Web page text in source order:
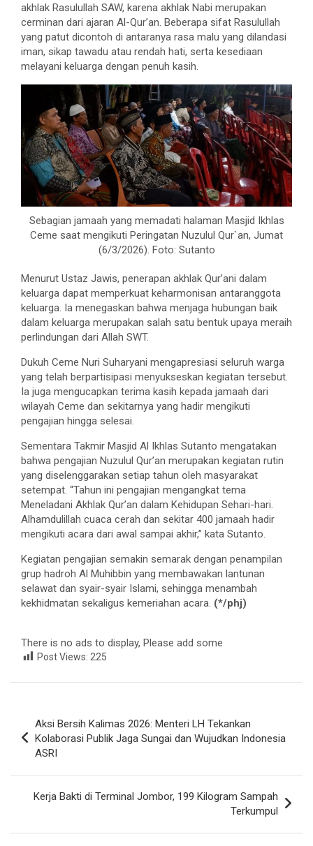
akhlak Rasulullah SAW, karena akhlak Nabi merupakan
cerminan dari ajaran Al-Qur’an. Beberapa sifat Rasulullah
yang patut dicontoh di antaranya rasa malu yang dilandasi
iman, sikap tawadu atau rendah hati, serta kesediaan
melayani keluarga dengan penuh kasih.
Sebagian jamaah yang memadati halaman Masjid Ikhlas
Ceme saat mengikuti Peringatan Nuzulul Qur`an, Jumat
(6/3/2026). Foto: Sutanto
Menurut Ustaz Jawis, penerapan akhlak Qur’ani dalam
keluarga dapat memperkuat keharmonisan antaranggota
keluarga. Ia menegaskan bahwa menjaga hubungan baik
dalam keluarga merupakan salah satu bentuk upaya meraih
perlindungan dari Allah SWT.
Dukuh Ceme Nuri Suharyani mengapresiasi seluruh warga
yang telah berpartisipasi menyukseskan kegiatan tersebut.
Ia juga mengucapkan terima kasih kepada jamaah dari
wilayah Ceme dan sekitarnya yang hadir mengikuti
pengajian hingga selesai.
Sementara Takmir Masjid Al Ikhlas Sutanto mengatakan
bahwa pengajian Nuzulul Qur’an merupakan kegiatan rutin
yang diselenggarakan setiap tahun oleh masyarakat
setempat. “Tahun ini pengajian mengangkat tema
Meneladani Akhlak Qur’an dalam Kehidupan Sehari-hari.
Alhamdulillah cuaca cerah dan sekitar 400 jamaah hadir
mengikuti acara dari awal sampai akhir,” kata Sutanto.
Kegiatan pengajian semakin semarak dengan penampilan
grup hadroh Al Muhibbin yang membawakan lantunan
selawat dan syair-syair Islami, sehingga menambah
kekhidmatan sekaligus kemeriahan acara. (*/phj)
There is no ads to display, Please add some
Post Views: 225
pos
Aksi Bersih Kalimas 2026: Menteri LH Tekankan
Kolaborasi Publik Jaga Sungai dan Wujudkan Indonesia
ASRI
Kerja Bakti di Terminal Jombor, 199 Kilogram Sampah
Terkumpul